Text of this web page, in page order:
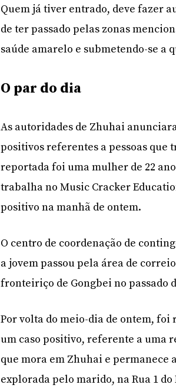
Quem já tiver entrado, deve fazer
de ter passado pelas zonas
saúde amarelo e submetendo-se a
O par do dia
As autoridades de Zhuhai
positivos referentes a pessoas
reportada foi uma mulher de 22
trabalha no Music Cracker
positivo na manhã de ontem.
O centro de coordenação de
a jovem passou pela área de
fronteiriço de Gongbei no passado
Por volta do meio-dia de ontem,
um caso positivo, referente a uma
que mora em Zhuhai e permanece
explorada pelo marido, na Rua 1